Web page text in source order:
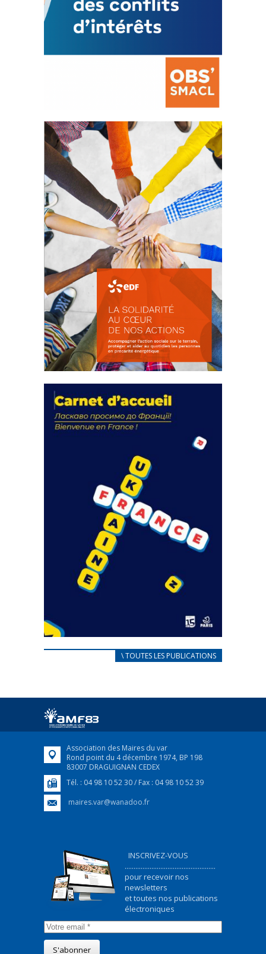
La prévention des conflits
d’intérêts
18 septembre 2023
FEUILLETER
actions
18 septembre 2023
FEUILLETER
CARNET D’ACCUEIL
Afin d’accompagner au mieux les réfugiés
FEUILLETER
\ TOUTES LES PUBLICATIONS
Association des Maires du var
Rond point du 4 décembre 1974, BP 198
83007 DRAGUIGNAN CEDEX
Tél. : 04 98 10 52 30 / Fax : 04 98 10 52 39
maires.var@wanadoo.fr
INSCRIVEZ-VOUS
...................................................
pour recevoir nos
newsletters
et toutes nos publications
électroniques